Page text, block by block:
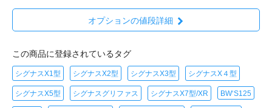
オプションの値段詳細
この商品に登録されているタグ
シグナスX1型 シグナスX2型 シグナスX3型 シグナスX４型
シグナスX5型 シグナスグリファス シグナスX7型/XR BW‘S125